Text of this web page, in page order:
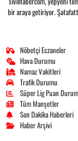
bir araya getiriyor.
Nöbetçi Eczaneler
Hava Durumu
Namaz Vakitleri
Trafik Durumu
Süper Lig Puan
Tüm Manşetler
Son Dakika Haberleri
Haber Arşivi